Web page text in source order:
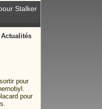
Stalker
Actualités
pour
pour